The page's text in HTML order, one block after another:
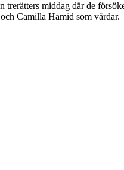
trerätters middag där de
Camilla Hamid som värdar.